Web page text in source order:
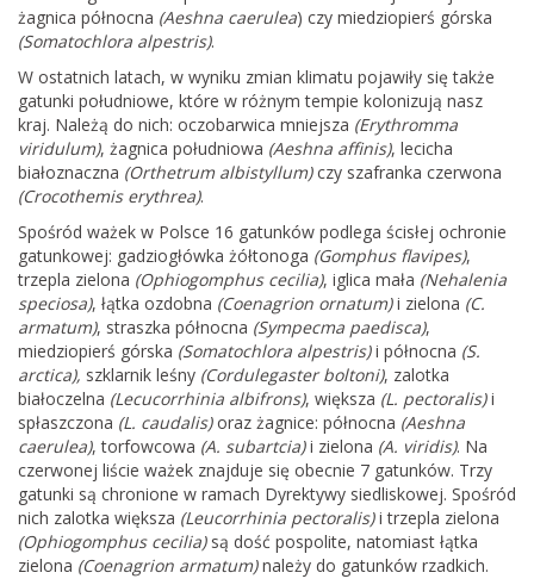
żagnica północna (Aeshna caerulea) czy miedziopierś górska
(Somatochlora alpestris).
W ostatnich latach, w wyniku zmian klimatu pojawiły się także
gatunki południowe, które w różnym tempie kolonizują nasz
kraj. Należą do nich: oczobarwica mniejsza (Erythromma
viridulum), żagnica południowa (Aeshna affinis), lecicha
białoznaczna (Orthetrum albistyllum)czy szafranka czerwona
(Crocothemis erythrea).
Spośród ważek w Polsce 16 gatunków podlega ścisłej ochronie
gatunkowej: gadziogłówka żółtonoga (Gomphus flavipes),
trzepla zielona (Ophiogomphus cecilia), iglica mała (Nehalenia
speciosa), łątka ozdobna (Coenagrion ornatum)i zielona (C.
armatum), straszka północna (Sympecma paedisca),
miedziopierś górska (Somatochlora alpestris)i północna (S.
arctica), szklarnik leśny (Cordulegaster boltoni), zalotka
białoczelna (Lecucorrhinia albifrons), większa (L. pectoralis)i
spłaszczona (L. caudalis)oraz żagnice: północna (Aeshna
caerulea), torfowcowa (A. subartcia)i zielona (A. viridis). Na
czerwonej liście ważek znajduje się obecnie 7 gatunków. Trzy
gatunki są chronione w ramach Dyrektywy siedliskowej. Spośród
nich zalotka większa (Leucorrhinia pectoralis)i trzepla zielona
(Ophiogomphus cecilia)są dość pospolite, natomiast łątka
zielona (Coenagrion armatum)należy do gatunków rzadkich.